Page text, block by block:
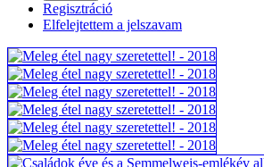
Regisztráció
Elfelejtettem a jelszavam